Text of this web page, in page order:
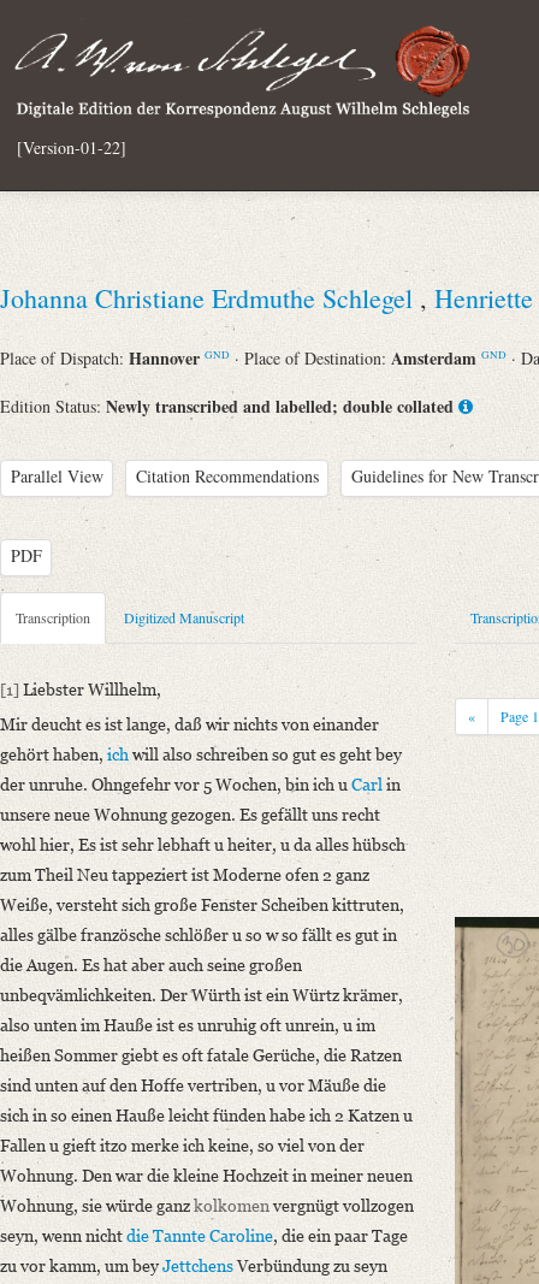
[Version-01-22]
Johanna Christiane Erdmuthe Schlegel ,
Place of Dispatch: Hannover GND · Place of Destination: Amsterdam GND ·
Edition Status: Newly transcribed and labelled; double collated
Parallel View Citation Recommendations Guidelines for New
PDF
Metadata Concerning Header
Sender: Johanna Christiane Erdmuthe Schlegel, Henriette Ernst
Recipient: August Wilhelm von Schlegel
Place of Destination: Amsterdam GND
Date: [Spätsommer/Herbst 1794]
Notations: Datum sowie Absende- und Empfangsort erschlossen. –
Manuscript
Provider: Dresden, Sächsische Landesbibliothek - Staats- und
OAI Id: DE-611-36881
Classification Number: Mscr.Dresd.e.90,XIX,Bd.21,Nr.30
Number of Pages: 4 S. auf Doppelbl., hs. m. U.
Format: 24,3 x 19,1 cm
Überlieferung: Textverlust durch Blattausriss.
Incipit: „[1] Liebster Willhelm,
Mir deucht es ist lange, daß wir nichts von einander gehört haben, ich
Language
German
Editors
Bamberg, Claudia
Transcription Digitized Manuscript
[1] Liebster Willhelm,
Mir deucht es ist lange, daß wir nichts von einander
gehört haben, ich will also schreiben so gut es geht bey
der unruhe. Ohngefehr vor 5 Wochen, bin ich u Carl in
unsere neue Wohnung gezogen. Es gefällt uns recht
wohl hier, Es ist sehr lebhaft u heiter, u da alles hübsch
zum Theil Neu tappeziert ist Moderne ofen 2 ganz
Weiße, versteht sich große Fenster Scheiben kittruten,
alles gälbe französche schlößer u so w so fällt es gut in
die Augen. Es hat aber auch seine großen
unbeqvämlichkeiten. Der Würth ist ein Würtz krämer,
also unten im Hauße ist es unruhig oft unrein, u im
heißen Sommer giebt es oft fatale Gerüche, die Ratzen
sind unten auf den Hoffe vertriben, u vor Mäuße die
sich in so einen Hauße leicht fünden habe ich 2 Katzen u
Fallen u gieft itzo merke ich keine, so viel von der
Wohnung. Den war die kleine Hochzeit in meiner neuen
Wohnung, sie würde ganzkolkomenvergnügt vollzogen
seyn, wenn nichtdie Tannte Caroline, die ein paar Tage
zu vor kamm, um beyJettchensVerbündung zu seyn
« Page 1